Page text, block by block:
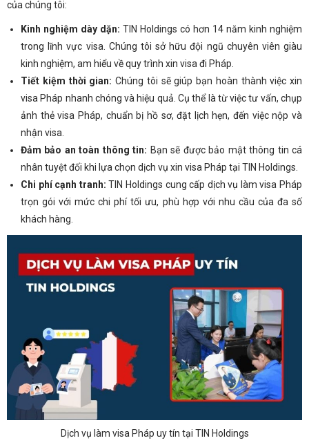
của chúng tôi:
Kinh nghiệm dày dặn: TIN Holdings có hơn 14 năm kinh nghiệm
trong lĩnh vực visa. Chúng tôi sở hữu đội ngũ chuyên viên giàu
kinh nghiệm, am hiểu về quy trình xin visa đi Pháp.
Tiết kiệm thời gian: Chúng tôi sẽ giúp bạn hoàn thành việc xin
visa Pháp nhanh chóng và hiệu quả. Cụ thể là từ việc tư vấn, chụp
ảnh thẻ visa Pháp, chuẩn bị hồ sơ, đặt lịch hẹn, đến việc nộp và
nhận visa.
Đảm bảo an toàn thông tin: Bạn sẽ được bảo mật thông tin cá
nhân tuyệt đối khi lựa chọn dịch vụ xin visa Pháp tại TIN Holdings.
Chi phí cạnh tranh: TIN Holdings cung cấp dịch vụ làm visa Pháp
trọn gói với mức chi phí tối ưu, phù hợp với nhu cầu của đa số
khách hàng.
Dịch vụ làm visa Pháp uy tín tại TIN Holdings